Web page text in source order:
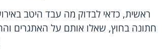
ראשית, כדאי לבדוק מה עבד היטב
חתונה בחוץ, שאלו אותם על האתגרים